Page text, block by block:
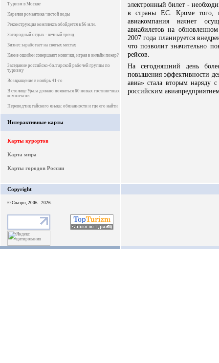
Туризм в Москве
Карелия романтика чистой воды
Реконструкция комплекса обойдется в $6 млн.
Загородный отдых - вечный тренд
Бизнес заработает на святых местах
Какие ошибки совершают новички, играя в онлайн покер?
Заседание российско-болгарской рабочей группы по
туризму
Возвращение в ноябрь 41-го
В столице Урала должно появиться 60 новых гостиничных
комплексов
Переводчик тайского языка: обязанности и где его найти
Интерактивные карты
Карты курортов
Карта мира
Карты городов России
электронный билет -
в страны ЕС. Кроме того,
авиакомпания начнет
авиабилетов на
2007 года планируется
что позволит значительно
рейсов.
На сегодняшний день
повышения эффективности
авиа» стала вторым наряду
российским
Copyright
© Спаэро, 2006 - 2026.